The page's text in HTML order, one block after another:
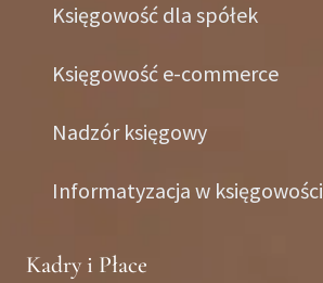
Księgowość dla spółek
Księgowość e-commerce
Nadzór księgowy
Informatyzacja w księgowości
Kadry i Płace